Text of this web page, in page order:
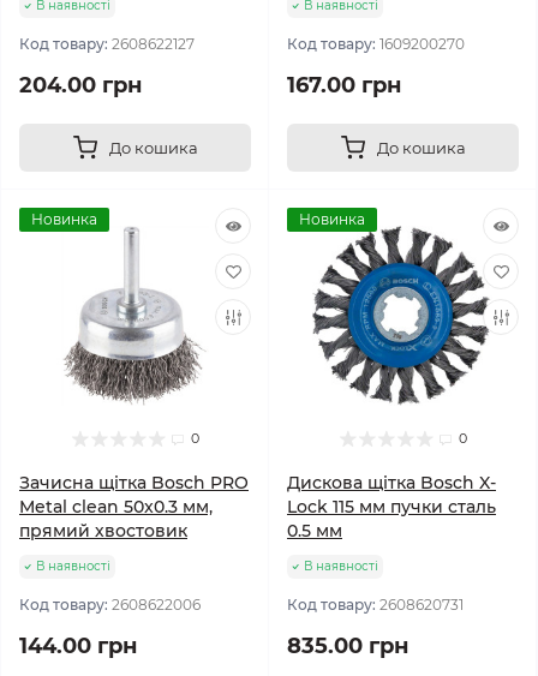
В наявності
Код товару: 2608622127
204.00 грн
До кошика
В наявності
Код товару: 1609200270
167.00 грн
До кошика
Новинка
0
Зачисна щітка Bosch PRO
Metal clean 50x0.3 мм,
прямий хвостовик
В наявності
Код товару: 2608622006
144.00 грн
Новинка
0
Дискова щітка Bosch X-
Lock 115 мм пучки сталь
0.5 мм
В наявності
Код товару: 2608620731
835.00 грн